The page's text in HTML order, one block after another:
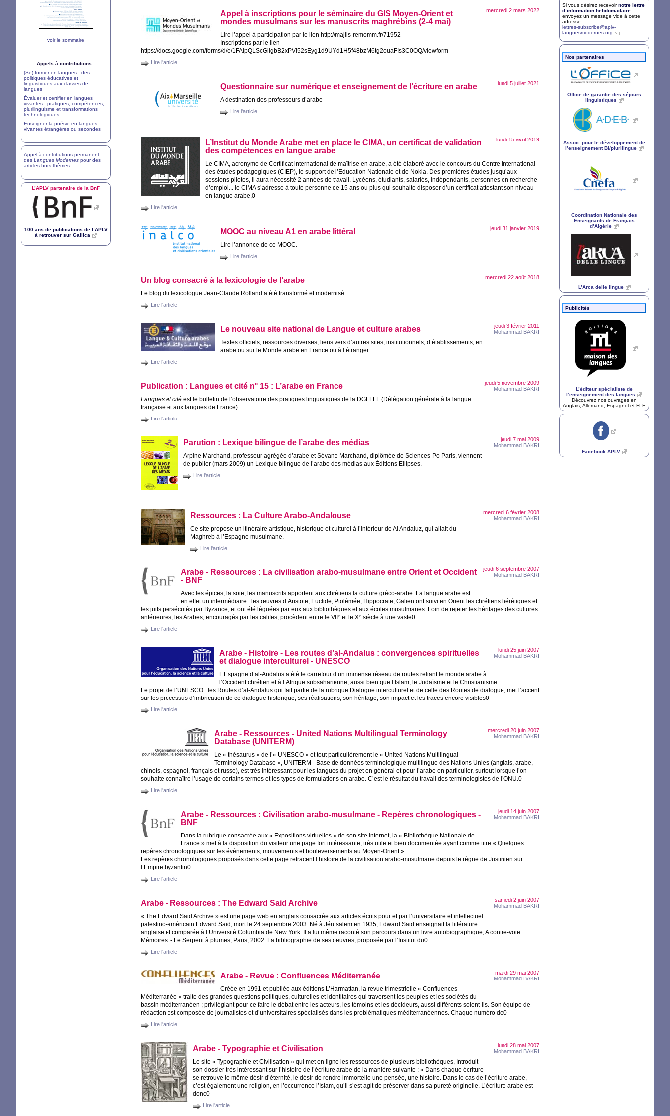
mercredi 2 mars 2022
Appel à inscriptions pour le séminaire du GIS Moyen-Orient et
mondes musulmans sur les manuscrits maghrébins (2-4 mai)
Lire l’appel à participation par le lien http://majlis-remomm.fr/71952
Inscriptions par le lien
https://docs.google.com/forms/d/e/1FAIpQLScGligbB2xPVI52sEyg1d9UYd1H5f48bzM6tg2ouaFIs3C0OQ/viewform
Lire l'article
lundi 5 juillet 2021
Questionnaire sur numérique et enseignement de l’écriture en arabe
A destination des professeurs d’arabe
Lire l'article
lundi 15 avril 2019
L’Institut du Monde Arabe met en place le CIMA, un certificat de validation
des compétences en langue arabe
Le CIMA, acronyme de Certificat international de maîtrise en arabe, a été élaboré avec le concours du Centre international
des études pédagogiques (CIEP), le support de l’Education Nationale et de Nokia. Des premières études jusqu’aux
sessions pilotes, il aura nécessité 2 années de travail. Lycéens, étudiants, salariés, indépendants, personnes en recherche
d’emploi... le CIMAs’adresse à toute personne de 15 ans ou plus qui souhaite disposer d’un certificat attestant son niveau
en langue arabe,0
Lire l'article
jeudi 31 janvier 2019
MOOC au niveau A1 en arabe littéral
Lire l’annonce de ce MOOC.
Lire l'article
mercredi 22 août 2018
Un blog consacré à la lexicologie de l’arabe
Le blog du lexicologue Jean-Claude Rolland a été transformé et modernisé.
Lire l'article
jeudi 3 février 2011
Mohammad BAKRI
Le nouveau site national de Langue et culture arabes
Textes officiels, ressources diverses, liens vers d’autres sites, institutionnels, d’établissements, en
arabe ou sur le Monde arabe en France ou à l’étranger.
Lire l'article
jeudi 5 novembre 2009
Mohammad BAKRI
Publication : Langues et cité n° 15 : L’arabe en France
Langues et cité est le bulletin de l’observatoire des pratiques linguistiques de la DGLFLF (Délégation générale à la langue
française et aux langues de France).
Lire l'article
jeudi 7 mai 2009
Mohammad BAKRI
Parution : Lexique bilingue de l’arabe des médias
Arpine Marchand, professeur agrégée d’arabe et Sévane Marchand, diplômée de Sciences-Po Paris, viennent
de publier (mars 2009) un Lexique bilingue de l’arabe des médias aux Éditions Ellipses.
Lire l'article
mercredi 6 février 2008
Mohammad BAKRI
Ressources : La Culture Arabo-Andalouse
Ce site propose un itinéraire artistique, historique et culturel à l’intérieur de Al Andaluz, qui allait du
Maghreb à l’Espagne musulmane.
Lire l'article
jeudi 6 septembre 2007
Mohammad BAKRI
Arabe - Ressources : La civilisation arabo-musulmane entre Orient et Occident
- BNF
Avec les épices, la soie, les manuscrits apportent aux chrétiens la culture gréco-arabe. La langue arabe est
en effet un intermédiaire : les œuvres d’Aristote, Euclide, Ptolémée, Hippocrate, Galien ont suivi en Orient les chrétiens hérétiques et
les juifs persécutés par Byzance, et ont été léguées par eux aux bibliothèques et aux écoles musulmanes. Loin de rejeter les héritages des cultures
antérieures, les Arabes, encouragés par les califes, procèdent entre le VII e et le Xe siècle à une vaste0
Lire l'article
lundi 25 juin 2007
Mohammad BAKRI
Arabe - Histoire - Les routes d’al-Andalus : convergences spirituelles
et dialogue interculturel - UNESCO
L’Espagne d’al-Andalus a été le carrefour d’un immense réseau de routes reliant le monde arabe à
l’Occident chrétien et à l’Afrique subsaharienne, aussi bien que l’Islam, le Judaïsme et le Christianisme.
Le projet de l’UNESCO : les Routes d’al-Andalus qui fait partie de la rubrique Dialogue interculturel et de celle des Routes de dialogue, met l’accent
sur les processus d’imbrication de ce dialogue historique, ses réalisations, son héritage, son impact et les traces encore visibles0
Lire l'article
mercredi 20 juin 2007
Mohammad BAKRI
Arabe - Ressources - United Nations Multilingual Terminology
Database (UNITERM)
Le « thésaurus » de l’« UNESCO » et tout particulièrement le « United Nations Multilingual
Terminology Database », UNITERM - Base de données terminologique multilingue des Nations Unies (anglais, arabe,
chinois, espagnol, français et russe), est très intéressant pour les langues du projet en général et pour l’arabe en particulier, surtout lorsque l’on
souhaite connaître l’usage de certains termes et les types de formulations en arabe. C’est le résultat du travail des terminologistes de l’ONU.0
Lire l'article
jeudi 14 juin 2007
Mohammad BAKRI
Arabe - Ressources : Civilisation arabo-musulmane - Repères chronologiques -
BNF
Dans la rubrique consacrée aux « Expositions virtuelles » de son site internet, la « Bibliothèque Nationale de
France » met à la disposition du visiteur une page fort intéressante, très utile et bien documentée ayant comme titre « Quelques
repères chronologiques sur les événements, mouvements et bouleversements au Moyen-Orient ».
Les repères chronologiques proposés dans cette page retracent l’histoire de la civilisation arabo-musulmane depuis le règne de Justinien sur
l’Empire byzantin0
Lire l'article
samedi 2 juin 2007
Mohammad BAKRI
Arabe - Ressources : The Edward Said Archive
« The Edward Said Archive » est une page web en anglais consacrée aux articles écrits pour et par l’universitaire et intellectuel
palestino-américain Edward Said, mort le 24 septembre 2003. Né à Jérusalem en 1935, Edward Said enseignait la littérature
anglaise et comparée à l’Université Columbia de New York. Il a lui même raconté son parcours dans un livre autobiographique, A contre-voie.
Mémoires. - Le Serpent à plumes, Paris, 2002. La bibliographie de ses oeuvres, proposée par l’Institut du0
Lire l'article
mardi 29 mai 2007
Mohammad BAKRI
Arabe - Revue : Confluences Méditerranée
Créée en 1991 et publiée aux éditions L’Harmattan, la revue trimestrielle « Confluences
Méditerranée » traite des grandes questions politiques, culturelles et identitaires qui traversent les peuples et les sociétés du
bassin méditerranéen ; privilégiant pour ce faire le débat entre les acteurs, les témoins et les décideurs, aussi différents soient-ils. Son équipe de
rédaction est composée de journalistes et d’universitaires spécialisés dans les problématiques méditerranéennes. Chaque numéro de0
Lire l'article
lundi 28 mai 2007
Mohammad BAKRI
Arabe - Typographie et Civilisation
Le site « Typographie et Civilisation » qui met en ligne les ressources de plusieurs bibliothèques, Introduit
son dossier très intéressant sur l’histoire de l’écriture arabe de la manière suivante : « Dans chaque écriture
se retrouve le même désir d’éternité, le désir de rendre immortelle une pensée, une histoire. Dans le cas de l’écriture arabe,
c’est également une religion, en l’occurrence l’Islam, qu’il s’est agit de préserver dans sa pureté originelle. L’écriture arabe est
donc0
Lire l'article
voir le sommaire
Appels à contributions :
(Se) former en langues : des
politiques éducatives et
linguistiques aux classes de
langues
Évaluer et certifier en langues
vivantes : pratiques, compétences,
plurilinguisme et transformations
technologiques
Enseigner la poésie en langues
vivantes étrangères ou secondes
Appel à contributions permanent
des Langues Modernes pour des
articles hors-thèmes
L’APLV partenaire de la BnF
100 ans de publications de l’APLV
à retrouver sur Gallica
Si vous désirez recevoirnotre lettre
d’information hebdomadaire
envoyez un message vide à cette
adresse :
lettres-subscribe@aplv-
languesmodernes.org
Nos partenaires
Office de garantie des séjours
linguistiques
Assoc. pour le développement de
l’enseignement Bi/plurilingue
Coordination Nationale des
Enseignants de Français
d’Algérie
L’Arca delle lingue
Publicités
L’éditeur spécialiste de
l’enseignement des langues
Découvrez nos ouvrages en
Anglais, Allemand, Espagnol et FLE
Facebook APLV